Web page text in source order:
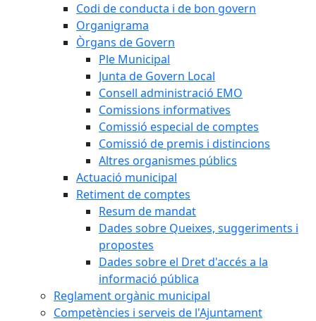
Codi de conducta i de bon govern
Organigrama
Òrgans de Govern
Ple Municipal
Junta de Govern Local
Consell administració EMO
Comissions informatives
Comissió especial de comptes
Comissió de premis i distincions
Altres organismes públics
Actuació municipal
Retiment de comptes
Resum de mandat
Dades sobre Queixes, suggeriments i
propostes
Dades sobre el Dret d'accés a la
informació pública
Reglament orgànic municipal
Competències i serveis de l'Ajuntament